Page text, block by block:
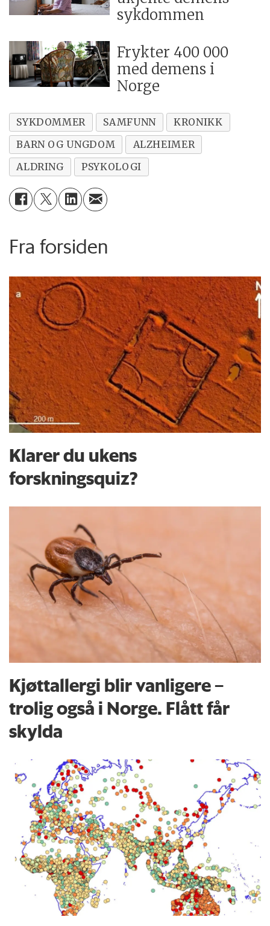
sykdommen
Frykter 400 000
med demens i
Norge
SYKDOMMER SAMFUNN
KRONIKK
BARN OG UNGDOM
ALZHEIMER
ALDRING
PSYKOLOGI
Fra forsiden
Klarer du ukens
forskningsquiz?
Kjøttallergi blir vanligere –
trolig også i Norge. Flått får
skylda